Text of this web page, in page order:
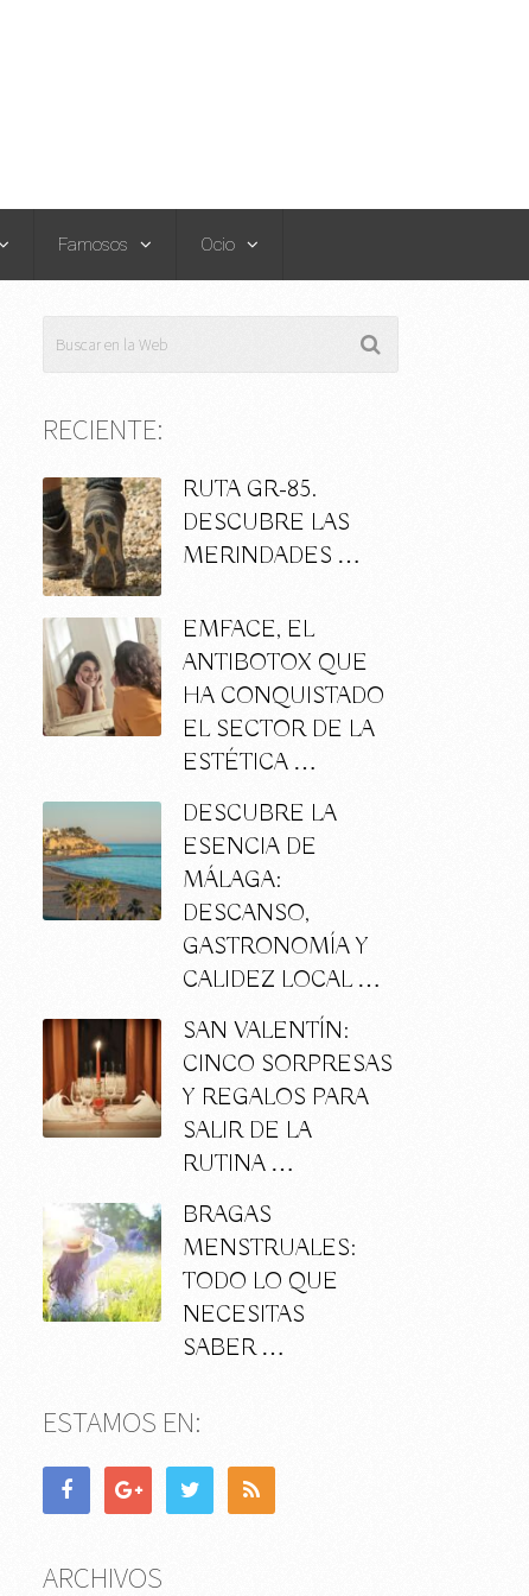
Famosos Ocio
RECIENTE:
RUTA GR-85.
DESCUBRE LAS
MERINDADES …
EMFACE, EL
ANTIBOTOX QUE
HA CONQUISTADO
EL SECTOR DE LA
ESTÉTICA …
DESCUBRE LA
ESENCIA DE
MÁLAGA:
DESCANSO,
GASTRONOMÍA Y
CALIDEZ LOCAL …
SAN VALENTÍN:
CINCO SORPRESAS
Y REGALOS PARA
SALIR DE LA
RUTINA …
BRAGAS
MENSTRUALES:
TODO LO QUE
NECESITAS
SABER …
ESTAMOS EN:
ARCHIVOS